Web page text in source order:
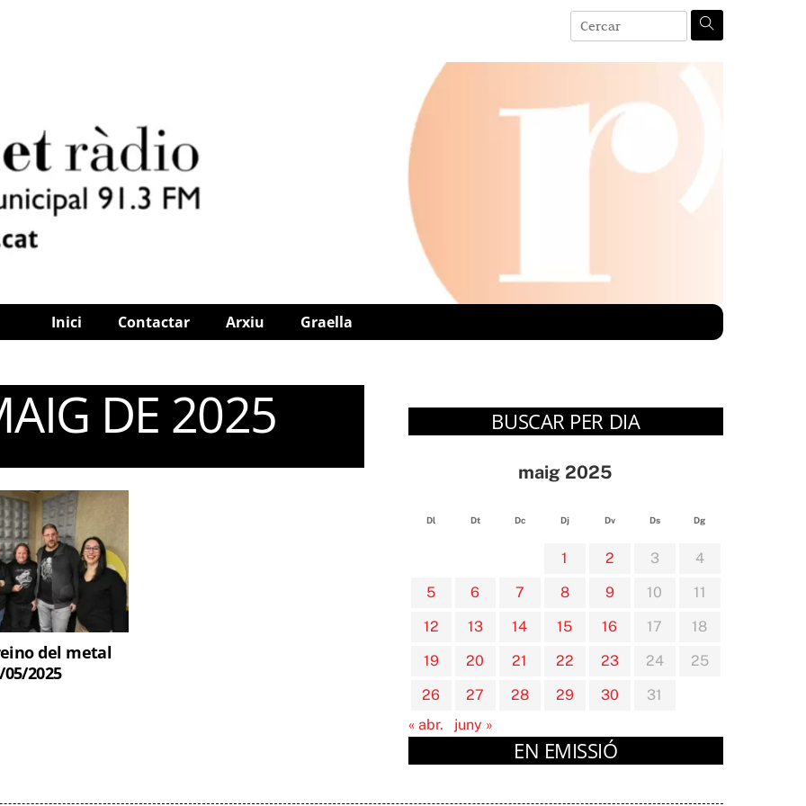
Inici Contactar Arxiu Graella
DE 2025
del metal
05/2025
BUSCAR PER DIA
maig 2025
Dl Dt Dc Dj Dv Ds Dg
1 2 3
4
5
6 7 8 9 10
11
12
13 14 15 16 17
18
19
20 21 22 23 24
25
26
27 28 29 30
31
« abr.
juny »
EN EMISSIÓ